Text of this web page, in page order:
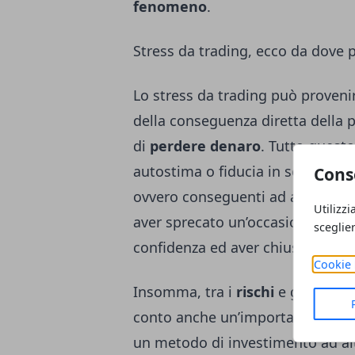
Cookie
fenomeno.
Stress da trading, ecco da dove
Lo stress da trading può
della conseguenza diretta della
di perdere denaro. Tutto
autostima o fiducia in sé stessi.
ovvero conseguenti ad
aver sprecato un’occasione di
confidenza ed aver chiuso
Insomma, tra i rischi e gli
conto anche
un metodo di investimento ad